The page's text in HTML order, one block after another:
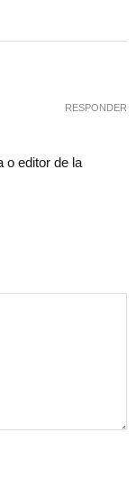
o editor de la
RESPONDER